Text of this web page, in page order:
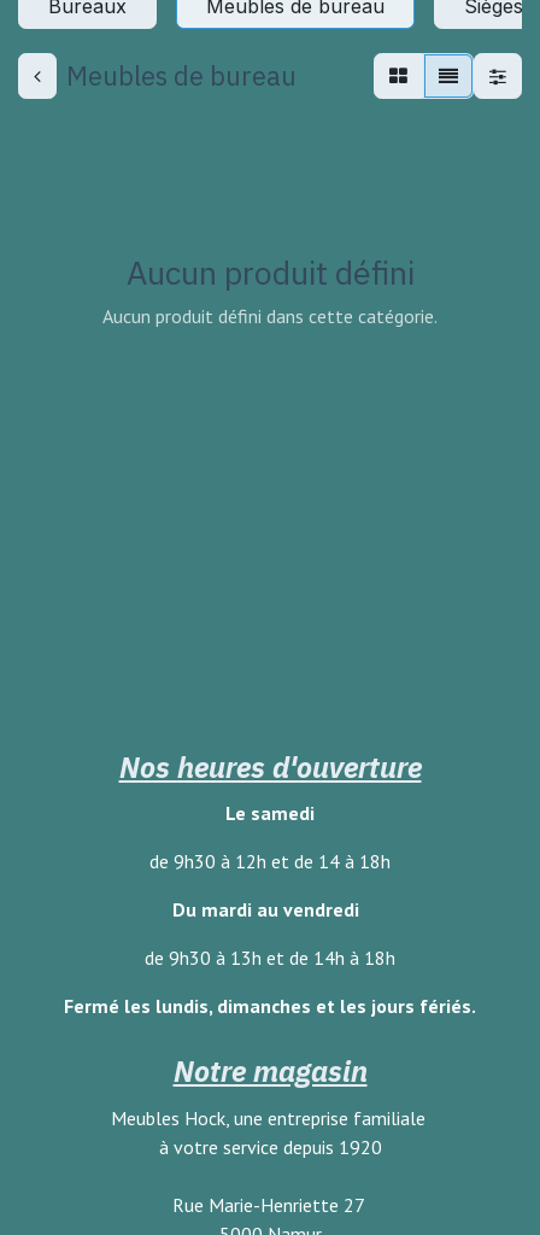
Bureaux Meubles de bureau Sièges
Meubles de bureau
Aucun produit défini
Aucun produit défini dans cette catégorie.
Nos heures d'ouverture
Le samedi
de 9h30 à 12h et de 14 à 18h
Du mardi au vendredi
de 9h30 à 13h et de 14h à 18h
Fermé les lundis, dimanches et les jours fériés.
Notre magasin
Meubles Hock, une entreprise familiale
à votre service depuis 1920
Rue Marie-Henriette 27